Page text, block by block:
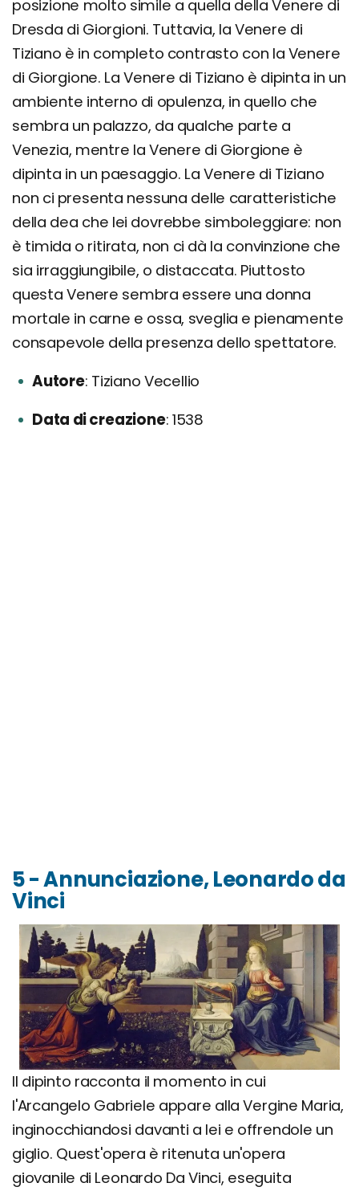
posizione molto simile a quella della Venere di
Dresda di Giorgioni. Tuttavia, la Venere di
Tiziano è in completo contrasto con la Venere
di Giorgione. La Venere di Tiziano è dipinta in un
ambiente interno di opulenza, in quello che
sembra un palazzo, da qualche parte a
Venezia, mentre la Venere di Giorgione è
dipinta in un paesaggio. La Venere di Tiziano
non ci presenta nessuna delle caratteristiche
della dea che lei dovrebbe simboleggiare: non
è timida o ritirata, non ci dà la convinzione che
sia irraggiungibile, o distaccata. Piuttosto
questa Venere sembra essere una donna
mortale in carne e ossa, sveglia e pienamente
consapevole della presenza dello spettatore.
Autore Tiziano Vecellio
Data di creazione 1538
5 - Annunciazione, Leonardo da
Vinci
Il dipinto racconta il momento in cui
l'Arcangelo Gabriele appare alla Vergine Maria,
inginocchiandosi davanti a lei e offrendole un
giglio. Quest'opera è ritenuta un'opera
giovanile di Leonardo Da Vinci, eseguita